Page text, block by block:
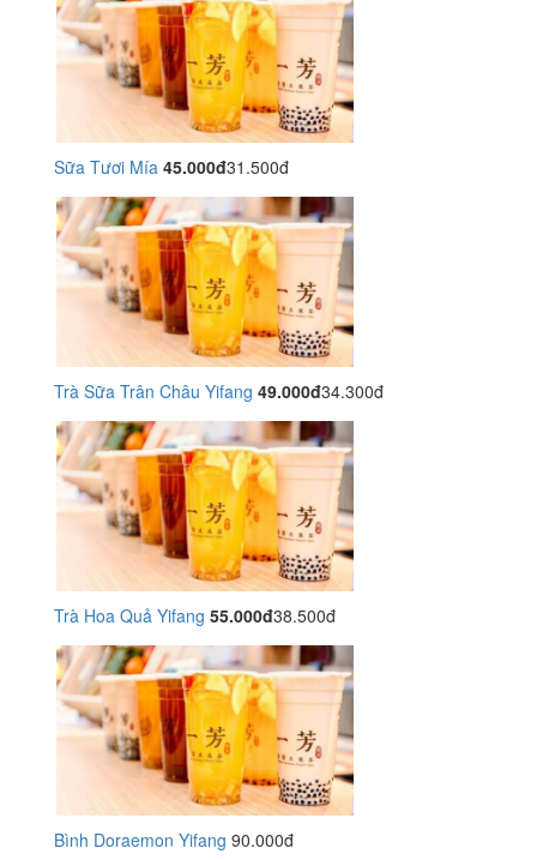
Sữa Tươi Mía 45.000đ31.500đ
Trà Sữa Trân Châu Yifang 49.000đ34.300đ
Trà Hoa Quả Yifang 55.000đ38.500đ
Bình Doraemon Yifang 90.000đ